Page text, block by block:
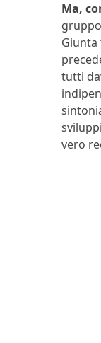
Ma,
Giunta
tutti
vero